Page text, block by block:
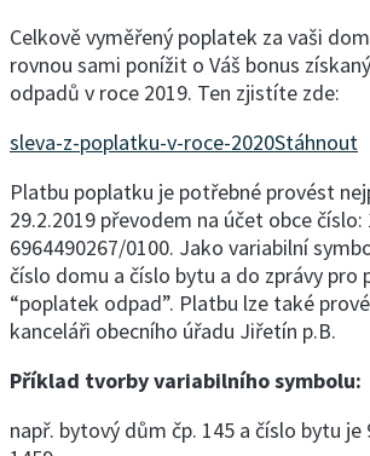
Celkově vyměřený poplatek za vaši
rovnou sami ponížit o Váš bonus
odpadů v roce 2019. Ten zjistíte zde:
sleva-z-poplatku-v-roce-2020Stáhnout
Platbu poplatku je potřebné provést
29.2.2019 převodem na účet obce číslo:
6964490267/0100. Jako variabilní
číslo domu a číslo bytu a do zprávy pro
“poplatek odpad”. Platbu lze také
kanceláři obecního úřadu Jiřetín p.B.
Příklad tvorby variabilního symbolu:
např. bytový dům čp. 145 a číslo bytu